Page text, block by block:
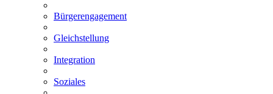
Bürgerengagement
Gleichstellung
Integration
Soziales